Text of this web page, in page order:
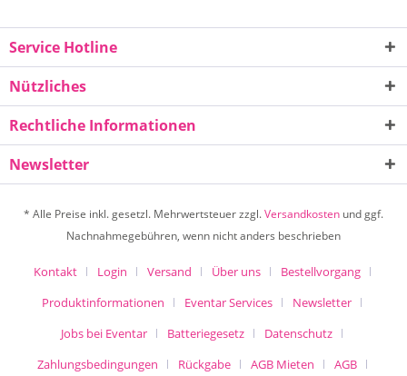
Service Hotline
Nützliches
Rechtliche Informationen
Newsletter
* Alle Preise inkl. gesetzl. Mehrwertsteuer zzgl.Versandkosten und ggf.
Nachnahmegebühren, wenn nicht anders beschrieben
Kontakt Login Versand Über uns
Bestellvorgang
Produktinformationen
Eventar Services
Newsletter
Jobs bei Eventar
Batteriegesetz
Datenschutz
Zahlungsbedingungen
Rückgabe AGB Mieten AGB